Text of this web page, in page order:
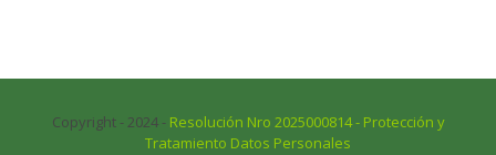
Copyright - 2024 - Resolución Nro 2025000814 - Protección y
Tratamiento Datos Personales